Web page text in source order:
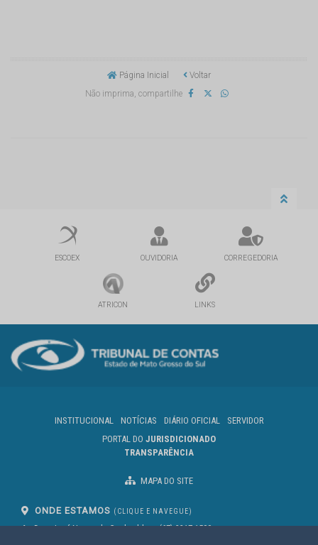
Página Inicial
Voltar
Não imprima, compartilhe
ESCOEX OUVIDORIA CORREGEDORIA
ATRICON LINKS
INSTITUCIONAL NOTÍCIAS DIÁRIO OFICIAL
SERVIDOR
PORTAL DO JURISDICIONADO
TRANSPARÊNCIA
MAPA DO SITE
ONDE ESTAMOS (CLIQUE E NAVEGUE)
Av. Des. José Nunes da Cunha, bloco(67) 3317-1500